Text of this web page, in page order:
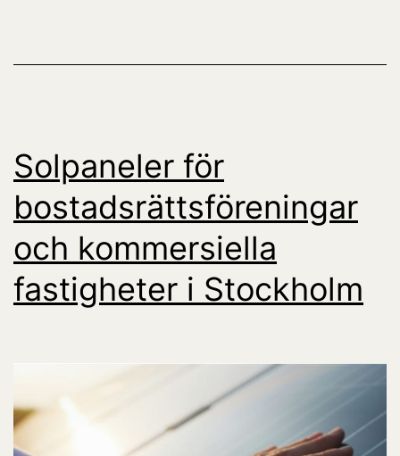
Solpaneler för
bostadsrättsföreningar
och kommersiella
fastigheter i Stockholm